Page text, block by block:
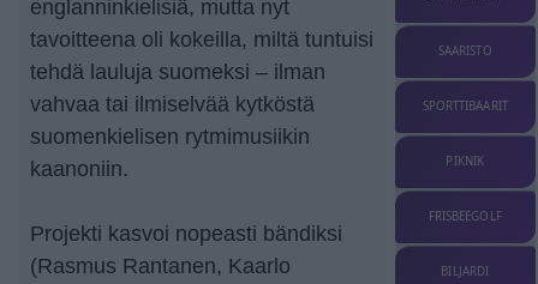
englanninkielisiä, mutta nyt
tavoitteena oli kokeilla, miltä tuntuisi
tehdä lauluja suomeksi – ilman
vahvaa tai ilmiselvää kytköstä
suomenkielisen rytmimusiikin
kaanoniin.
Projekti kasvoi nopeasti bändiksi
(Rasmus Rantanen, Kaarlo
SAARISTO
SPORTTIBAARIT
PIKNIK
FRISBEEGOLF
BILJARDI